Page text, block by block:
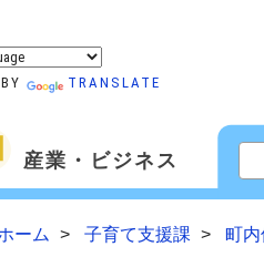
TRANSLATE
産業・ビジネス
ーム 子育て支援課 町